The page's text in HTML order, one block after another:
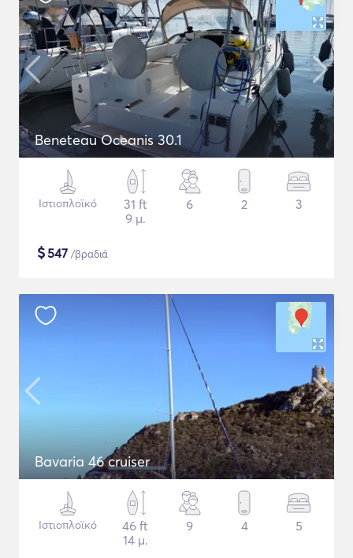
Beneteau Oceanis 30.1
Ιστιοπλοϊκό
31 ft
9 μ.
6 2 3
$547 /βραδιά
Bavaria 46 cruiser
Ιστιοπλοϊκό
46 ft
14 μ.
9 4 5